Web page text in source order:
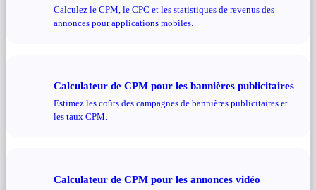
Calculez le CPM, le CPC et les statistiques de revenus des
annonces pour applications mobiles.
Calculateur de CPM pour les bannières publicitaires
Estimez les coûts des campagnes de bannières publicitaires et
les taux CPM.
Calculateur de CPM pour les annonces vidéo